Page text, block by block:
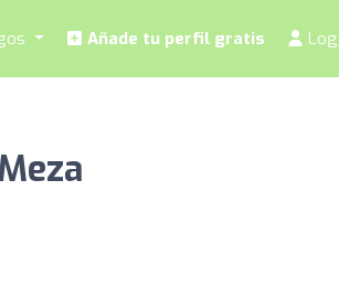
Añade tu perfil gratis